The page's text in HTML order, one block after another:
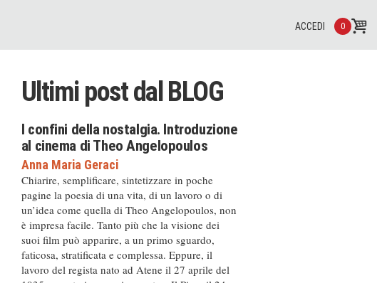
0
ACCEDI
Ultimi post dal BLOG
I confini della nostalgia. Introduzione
al cinema di Theo Angelopoulos
Anna Maria Geraci
Chiarire, semplificare, sintetizzare in poche
pagine la poesia di una vita, di un lavoro o di
un’idea come quella di Theo Angelopoulos, non
è impresa facile. Tanto più che la visione dei
suoi film può apparire, a un primo sguardo,
faticosa, stratificata e complessa. Eppure, il
lavoro del regista nato ad Atene il 27 aprile del